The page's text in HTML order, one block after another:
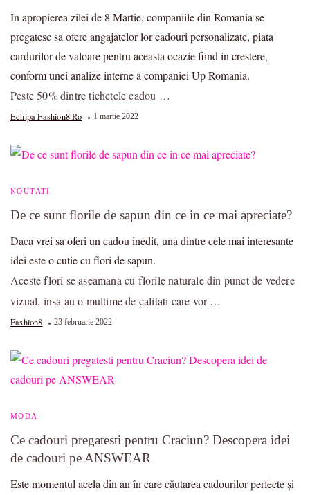
In apropierea zilei de 8 Martie, companiile din Romania se
pregatesc sa ofere angajatelor lor cadouri personalizate, piata
cardurilor de valoare pentru aceasta ocazie fiind in crestere,
conform unei analize interne a companiei Up Romania.
Peste 50% dintre tichetele cadou …
Echipa Fashion8.ro 1 martie 2022
NOUTATI
De ce sunt florile de sapun din ce in ce mai apreciate?
Daca vrei sa oferi un cadou inedit, una dintre cele mai interesante
idei este o cutie cu flori de sapun.
Aceste flori se aseamana cu florile naturale din punct de vedere
vizual, insa au o multime de calitati care vor …
Fashion8 23 februarie 2022
MODA
Ce cadouri pregatesti pentru Craciun? Descopera idei
de cadouri pe ANSWEAR
Este momentul acela din an în care căutarea cadourilor perfecte și